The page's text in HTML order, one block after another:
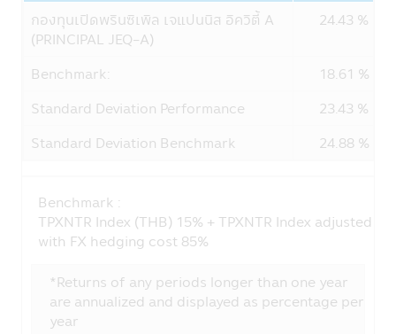
บริการภายนอกที่ให้บริการกับบริษัทฯ
• ผู้ให้บริการภายนอกเหล่านี้อาจเป็นผู้ให้
บริการแก่ท่าน เช่น ให้บริการยืนยันตัวตนของ
ท่าน
การจัดส่งเอกสาร, ผู้ให้บริการด้านระบบ IT ผู้
รวมถึงผู้เชี่ยวชาญในด้านต่างๆ, การจัดส่ง
ษัทฯแก่ท่าน
• บุคคลที่ได้รับการแต่งตั้งให้ทำหน้าที่แทนท่าน
• ผู้เชี่ยวชาญด้านต่างๆ ที่ได้รับมอบหมายจา
ของท่าน
• เมื่อต้องเปิดเผยตามที่กฎหมายกำหนด เช่น
กรมสรรพากร, ผู้ควบคุมกฎระเบียบ เช่น
กองทุนเปิดพรินซิเพิล เจแปนนิส อิควิตี้ A
(PRINCIPAL JEQ-A)
24.43 %
Benchmark:
18.61 %
Standard Deviation Performance
23.43 %
Standard Deviation Benchmark
24.88 %
Benchmark :
TPXNTR Index (THB) 15% + TPXNTR Index adjusted
with FX hedging cost 85%
*Returns of any periods longer than one year
are annualized and displayed as percentage per
year